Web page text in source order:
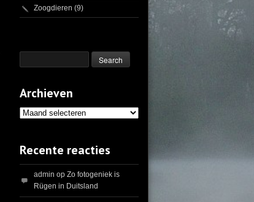
Zoogdieren (9)
Archieven
Archieven
Recente reacties
admin opZo fotogeniek is
Rügen in Duitsland